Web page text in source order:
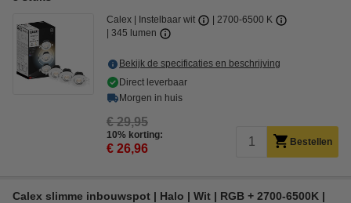
Calex Instelbaar wit
2700-6500 K
345 lumen
Bekijk de specificaties en beschrijving
Direct leverbaar
Morgen in huis
€ 29,95
10% korting:
€ 26,96 Bestellen
Calex slimme inbouwspot | Halo | Wit | RGB + 2700-6500K |